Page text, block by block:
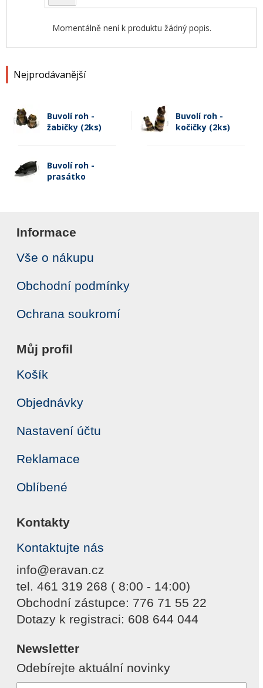
Nejprodávanější
Buvolí roh -
žabičky (2ks)
Buvolí roh -
kočičky (2ks)
Buvolí roh -
prasátko
Momentálně není k produktu žádný popis.
Informace
Vše o nákupu
Obchodní podmínky
Ochrana soukromí
Můj profil
Košík
Objednávky
Nastavení účtu
Reklamace
Oblíbené
Kontakty
Kontaktujte nás
info@eravan.cz
tel. 461 319 268 ( 8:00 - 14:00)
Obchodní zástupce: 776 71 55 22
Dotazy k registraci: 608 644 044
Newsletter
Odebírejte aktuální novinky